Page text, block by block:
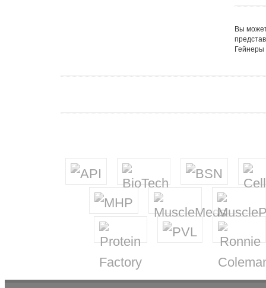
Вы
Гейнеры